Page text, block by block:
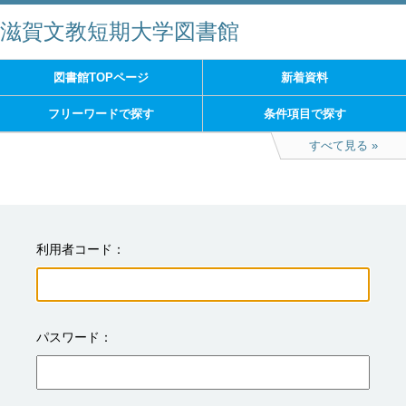
滋賀文教短期大学図書館
図書館TOPページ 新着資料
フリーワードで探す 条件項目で探す
すべて見る
利用者コード
パスワード